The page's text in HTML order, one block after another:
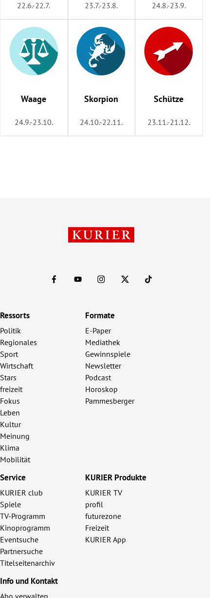
22.6.-22.7. 23.7.-23.8. 24.8.-23.9.
Waage
24.9.-23.10.
Skorpion
24.10.-22.11.
Schütze
23.11.-21.12.
Ressorts
Politik
Regionales
Sport
Wirtschaft
Stars
freizeit
Fokus
Leben
Kultur
Meinung
Klima
Mobilität
Formate
E-Paper
Mediathek
Gewinnspiele
Newsletter
Podcast
Horoskop
Pammesberger
Service
KURIER club
Spiele
TV-Programm
Kinoprogramm
Eventsuche
Partnersuche
Titelseitenarchiv
KURIER Produkte
KURIER TV
profil
futurezone
Freizeit
KURIER App
Info und Kontakt
Abo verwalten